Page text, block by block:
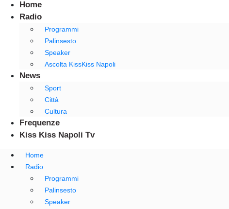
Home
Radio
Programmi
Palinsesto
Speaker
Ascolta KissKiss Napoli
News
Sport
Città
Cultura
Frequenze
Kiss Kiss Napoli Tv
Home
Radio
Programmi
Palinsesto
Speaker